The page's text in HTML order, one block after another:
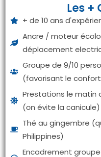
Les
+ de 10 ans
Ancre / moteur
déplacement
Groupe de 9/10
(favorisant le
Prestations le matin
(on évite la canicule)
Thé au gingembre
Philippines)
Encadrement